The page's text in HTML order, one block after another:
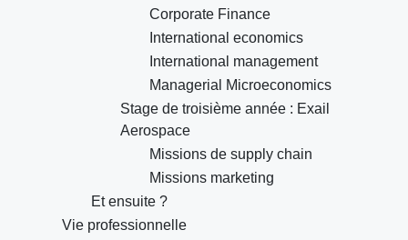
Corporate Finance
International economics
International management
Managerial Microeconomics
Stage de troisième année : Exail
Aerospace
Missions de supply chain
Missions marketing
Et ensuite ?
Vie professionnelle